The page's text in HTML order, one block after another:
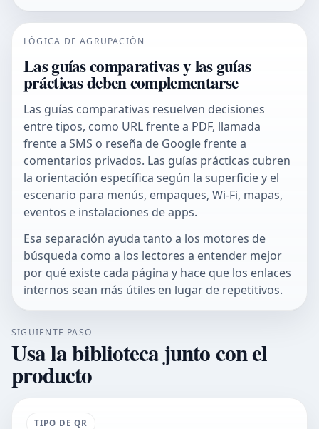
LÓGICA DE AGRUPACIÓN
Las guías comparativas y las guías
prácticas deben complementarse
Las guías comparativas resuelven decisiones
entre tipos, como URL frente a PDF, llamada
frente a SMS o reseña de Google frente a
comentarios privados. Las guías prácticas cubren
la orientación específica según la superficie y el
escenario para menús, empaques, Wi-Fi, mapas,
eventos e instalaciones de apps.
Esa separación ayuda tanto a los motores de
búsqueda como a los lectores a entender mejor
por qué existe cada página y hace que los enlaces
internos sean más útiles en lugar de repetitivos.
SIGUIENTE PASO
Usa la biblioteca junto con el
producto
TIPO DE QR